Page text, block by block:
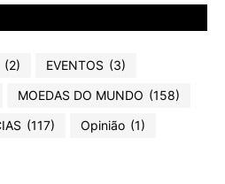
(2) EVENTOS (3)
MOEDAS DO MUNDO (158)
(117) Opinião (1)